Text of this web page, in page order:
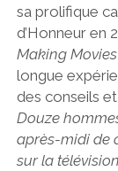
sa prolifique
d’Honneur en
Making Movies
longue
des conseils
Douze
après-midi de
sur la